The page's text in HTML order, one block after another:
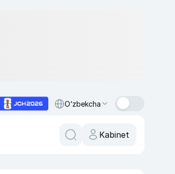
O‘zbekcha
Kabinet